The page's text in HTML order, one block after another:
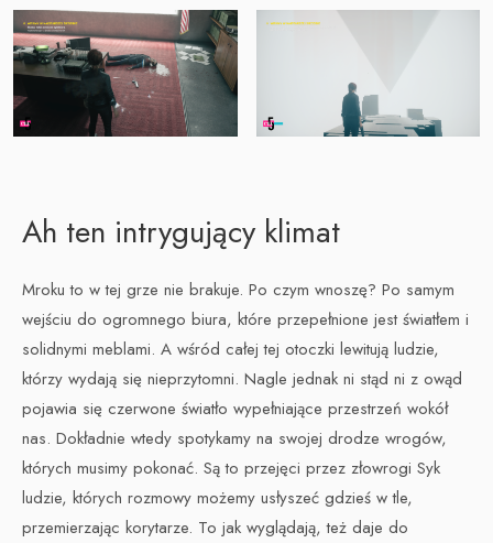
Ah ten intrygujący klimat
Mroku to w tej grze nie brakuje. Po czym wnoszę? Po samym
wejściu do ogromnego biura, które przepełnione jest światłem i
solidnymi meblami. A wśród całej tej otoczki lewitują ludzie,
którzy wydają się nieprzytomni. Nagle jednak ni stąd ni z owąd
pojawia się czerwone światło wypełniające przestrzeń wokół
nas. Dokładnie wtedy spotykamy na swojej drodze wrogów,
których musimy pokonać. Są to przejęci przez złowrogi Syk
ludzie, których rozmowy możemy usłyszeć gdzieś w tle,
przemierzając korytarze. To jak wyglądają, też daje do